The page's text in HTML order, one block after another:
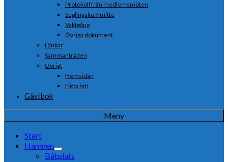
Protokoll från medlemsmöten
Seglingskommitté
Vaktgång
Övriga dokument
Länkar
Sammanträden
Övrigt
Hemsidan
Hitta hit!
Gästbok
Meny
Start
Hamnen
Båtplats